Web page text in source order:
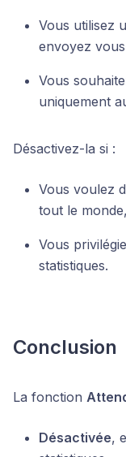
Vous utilisez
envoyez
Vous
uniquement
Désactivez-la si :
Vous voulez
tout le
Vous
statistiques.
Conclusion
La fonction
Désactivée,